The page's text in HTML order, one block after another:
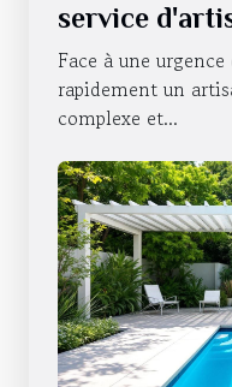
service
urgences
Face à une
rapidement un
complexe et...